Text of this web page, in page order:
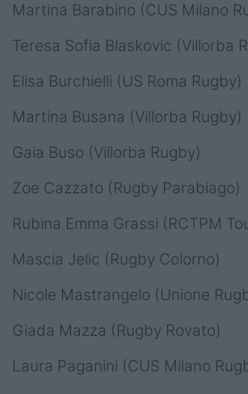
Martina Barabino (CUS Milano
Teresa Sofia Blaskovic (Villorba
Elisa Burchielli (US Roma Rugby)
Martina Busana (Villorba Rugby)
Gaia Buso (Villorba Rugby)
Zoe Cazzato (Rugby Parabiago)
Rubina Emma Grassi (RCTPM
Mascia Jelic (Rugby Colorno)
Nicole Mastrangelo (Unione
Giada Mazza (Rugby Rovato)
Laura Paganini (CUS Milano